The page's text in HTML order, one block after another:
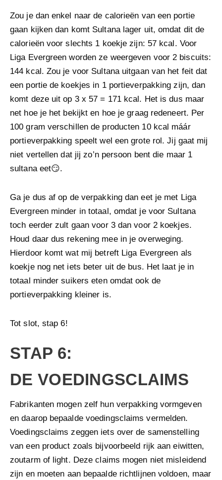
Zou je dan enkel naar de calorieën van een portie
gaan kijken dan komt Sultana lager uit, omdat dit de
calorieën voor slechts 1 koekje zijn: 57 kcal. Voor
Liga Evergreen worden ze weergeven voor 2 biscuits:
144 kcal. Zou je voor Sultana uitgaan van het feit dat
een portie de koekjes in 1 portieverpakking zijn, dan
komt deze uit op 3 x 57 = 171 kcal. Het is dus maar
net hoe je het bekijkt en hoe je graag redeneert. Per
100 gram verschillen de producten 10 kcal máár
portieverpakking speelt wel een grote rol. Jij gaat mij
niet vertellen dat jij zo’n persoon bent die maar 1
sultana eet😏.
Ga je dus af op de verpakking dan eet je met Liga
Evergreen minder in totaal, omdat je voor Sultana
toch eerder zult gaan voor 3 dan voor 2 koekjes.
Houd daar dus rekening mee in je overweging.
Hierdoor komt wat mij betreft Liga Evergreen als
koekje nog net iets beter uit de bus. Het laat je in
totaal minder suikers eten omdat ook de
portieverpakking kleiner is.
Tot slot, stap 6!
STAP 6:
DE VOEDINGSCLAIMS
Fabrikanten mogen zelf hun verpakking vormgeven
en daarop bepaalde voedingsclaims vermelden.
Voedingsclaims zeggen iets over de samenstelling
van een product zoals bijvoorbeeld rijk aan eiwitten,
zoutarm of light. Deze claims mogen niet misleidend
zijn en moeten aan bepaalde richtlijnen voldoen, maar